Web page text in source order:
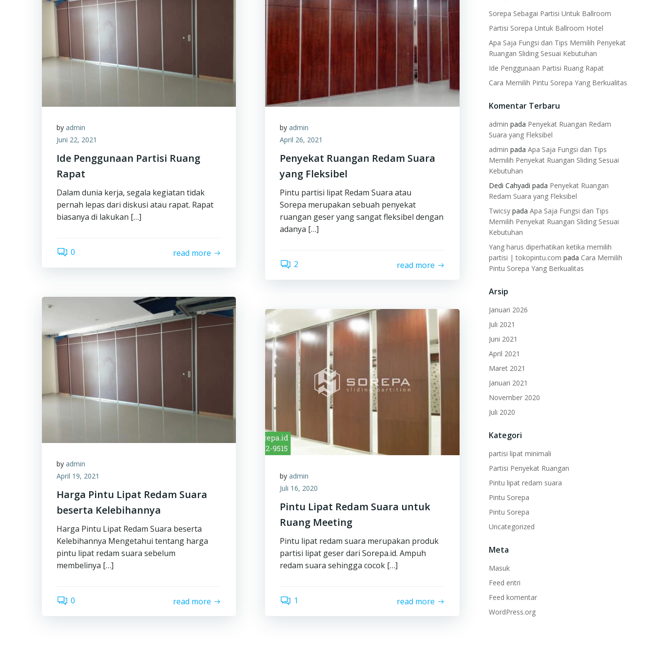
by admin
Juni 22, 2021
Ide Penggunaan Partisi Ruang
Rapat
Dalam dunia kerja, segala kegiatan tidak
pernah lepas dari diskusi atau rapat. Rapat
biasanya di lakukan […]
0 read more
byadmin
April 26, 2021
Penyekat Ruangan Redam Suara
yang Fleksibel
Pintu partisi lipat Redam Suara atau
Sorepa merupakan sebuah penyekat
ruangan geser yang sangat fleksibel dengan
adanya […]
2 read more
by admin
April 19, 2021
Harga Pintu Lipat Redam Suara
beserta Kelebihannya
Harga Pintu Lipat Redam Suara beserta
Kelebihannya Mengetahui tentang harga
pintu lipat redam suara sebelum
membelinya […]
0 read more
byadmin
Juli 16, 2020
Pintu Lipat Redam Suara untuk
Ruang Meeting
Pintu lipat redam suara merupakan produk
partisi lipat geser dari Sorepa.id. Ampuh
redam suara sehingga cocok […]
1 read more
Sorepa Sebagai Partisi Untuk Ballroom
Partisi Sorepa Untuk Ballroom Hotel
Apa Saja Fungsi dan Tips Memilih Penyekat
Ruangan Sliding Sesuai Kebutuhan
Ide Penggunaan Partisi Ruang Rapat
Cara Memilih Pintu Sorepa Yang Berkualitas
Komentar Terbaru
admin pada Penyekat Ruangan Redam
Suara yang Fleksibel
admin pada Apa Saja Fungsi dan Tips
Memilih Penyekat Ruangan Sliding Sesuai
Kebutuhan
Dedi Cahyadi pada Penyekat Ruangan
Redam Suara yang Fleksibel
Twicsypada Apa Saja Fungsi dan Tips
Memilih Penyekat Ruangan Sliding Sesuai
Kebutuhan
Yang harus diperhatikan ketika memilih
partisi | tokopintu.com pada Cara Memilih
Pintu Sorepa Yang Berkualitas
Arsip
Januari 2026
Juli 2021
Juni 2021
April 2021
Maret 2021
Januari 2021
November 2020
Juli 2020
Kategori
partisi lipat minimali
Partisi Penyekat Ruangan
Pintu lipat redam suara
Pintu Sorepa
Pintu Sorepa
Uncategorized
Meta
Masuk
Feed entri
Feed komentar
WordPress.org